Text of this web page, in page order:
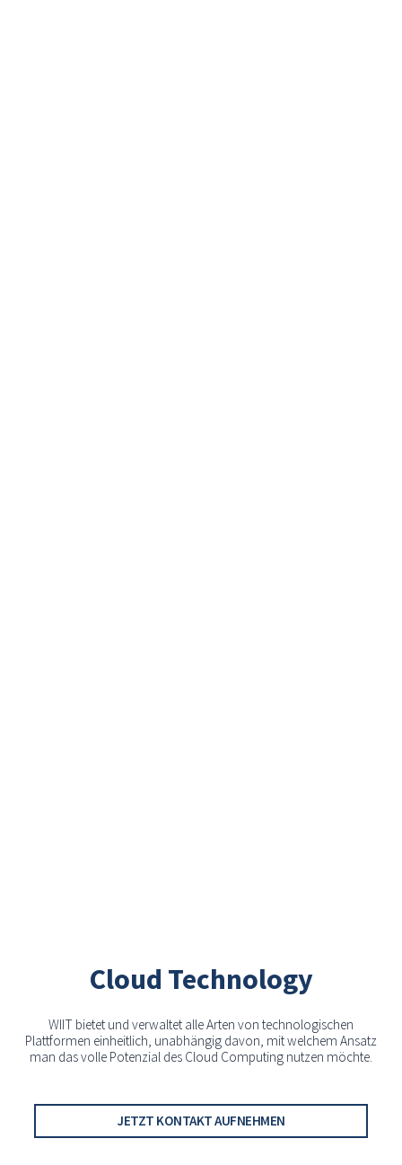
Cloud Technology
WIIT bietet und verwaltet alle Arten von technologischen
Plattformen einheitlich, unabhängig davon, mit welchem Ansatz
man das volle Potenzial des Cloud Computing nutzen möchte.
JETZT KONTAKT AUFNEHMEN